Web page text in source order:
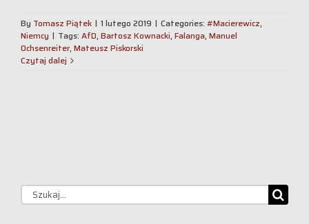
By Tomasz Piątek | 1 lutego 2019 | Categories: #Macierewicz,
Niemcy | Tags: AfD, Bartosz Kownacki, Falanga, Manuel
Ochsenreiter, Mateusz Piskorski
Czytaj dalej
Szukaj